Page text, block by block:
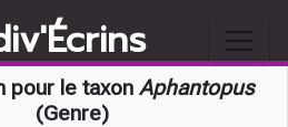
pour le taxon Aphantopus
(Genre)